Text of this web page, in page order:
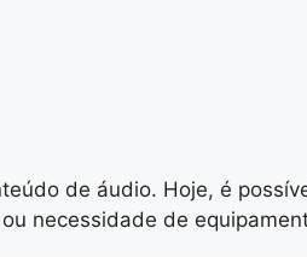
de áudio. Hoje, é
necessidade de